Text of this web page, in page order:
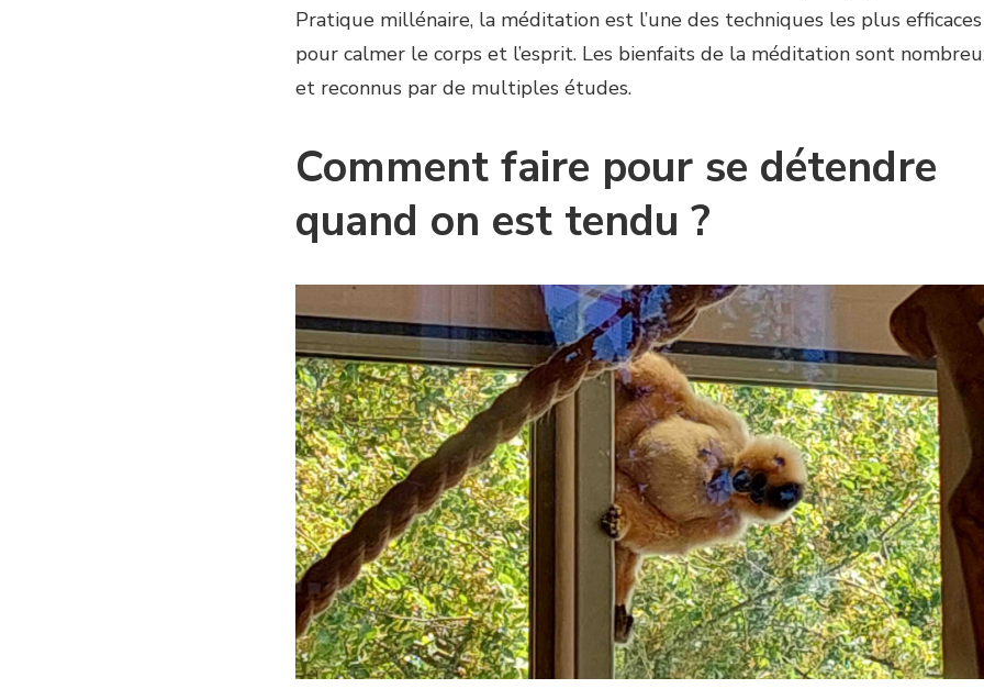
Pratique millénaire, la méditation est l’une des techniques les plus efficaces
pour calmer le corps et l’esprit. Les bienfaits de la méditation sont
et reconnus par de multiples études.
Comment faire pour se détendre
quand on est tendu ?